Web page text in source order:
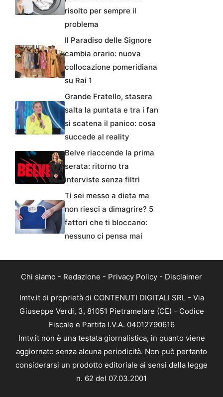
risolto per sempre il
problema
Il Paradiso delle Signore
cambia orario: nuova
collocazione pomeridiana
su Rai 1
Grande Fratello, stasera
salta la puntata e tra i fan
si scatena il panico: cosa
succede al reality
Belve riaccende la prima
serata: ritorno tra
interviste senza filtri
Ti sei messo a dieta ma
non riesci a dimagrire? 5
fattori che ti bloccano:
nessuno ci pensa mai
Chi siamo - Redazione - Privacy Policy - Disclaimer
Imtv.it di proprietà di CONTENUTI DIGITALI SRL - Via
Giuseppe Verdi, 3, 81051 Pietramelare (CE) - Codice
Fiscale e Partita I.V.A. 04012790616
Imtv.it non è una testata giornalistica, in quanto viene
aggiornato senza alcuna periodicità. Non può pertanto
considerarsi un prodotto editoriale ai sensi della legge
n. 62 del 07.03.2001